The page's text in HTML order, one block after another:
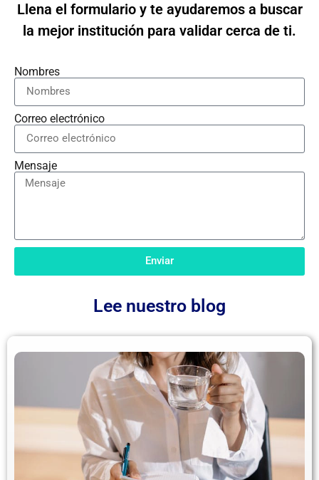
Llena el formulario y te ayudaremos a buscar
la mejor institución para validar cerca de ti.
Nombres
Correo electrónico
Mensaje
Enviar
Lee nuestro blog